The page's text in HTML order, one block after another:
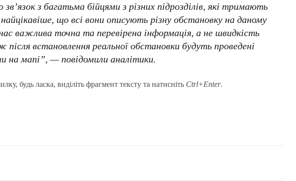
з багатьма бійцями з різних підрозділів, які тримають
що всі вони описують різну обстановку на даному
важлива точна та перевірена інформація, а не швидкість
встановлення реальної обстановки будуть проведені
на мапі”, — повідомили аналітики.
будь ласка, виділіть фрагмент тексту та натисніть Ctrl+Enter.